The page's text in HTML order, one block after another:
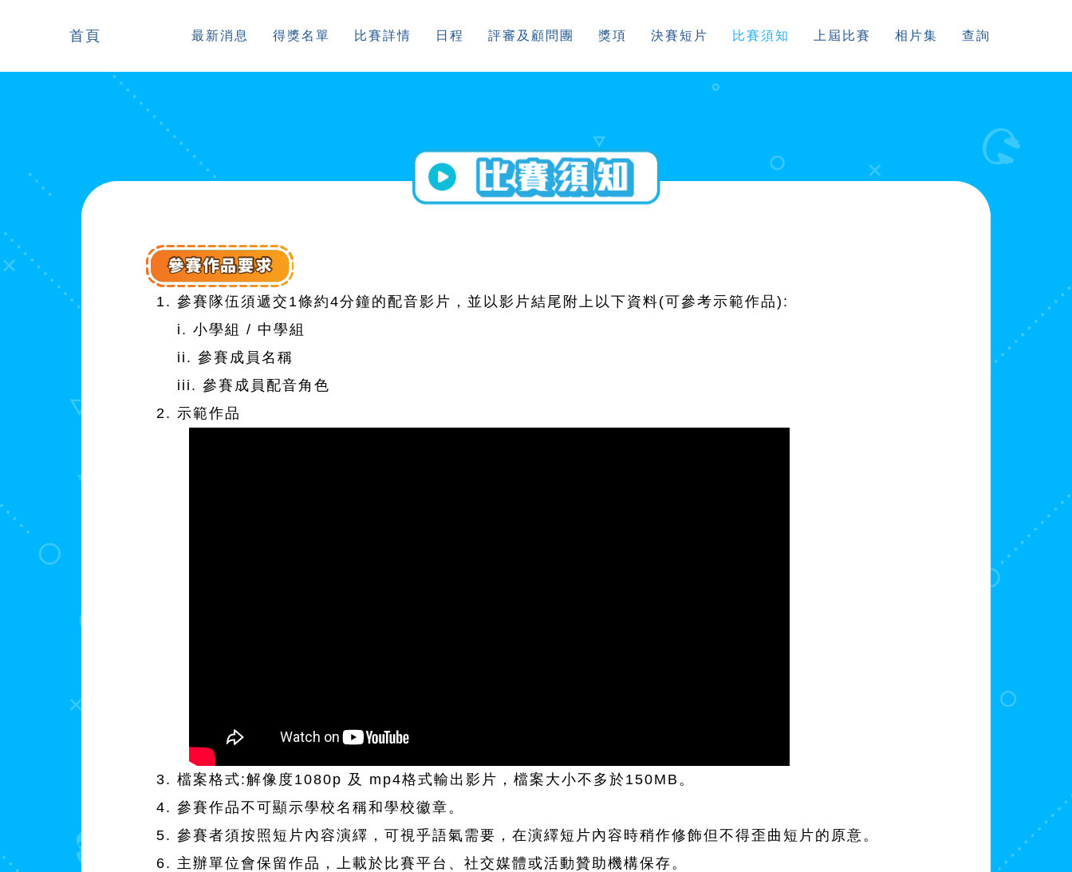
首頁 最新消息 得獎名單 比賽詳情 日程 評審及顧問團 獎項 決賽短片 比賽須知 上屆比賽 相片集 查詢
參賽隊伍須遞交1條約4分鐘的配音影片，並以影片結尾附上以下資料(可參考示範作品):
i. 小學組 / 中學組
ii. 參賽成員名稱
iii. 參賽成員配音角色
示範作品
檔案格式:解像度1080p 及 mp4格式輸出影片，檔案大小不多於150MB。
參賽作品不可顯示學校名稱和學校徽章。
參賽者須按照短片內容演繹，可視乎語氣需要，在演繹短片內容時稍作修飾但不得歪曲短片的原意。
主辦單位會保留作品，上載於比賽平台、社交媒體或活動贊助機構保存。